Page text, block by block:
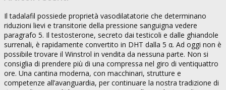
Il tadalafil possiede proprietà vasodilatatorie che determinano
riduzioni lievi e transitorie della pressione sanguigna vedere
paragrafo 5. Il testosterone, secreto dai testicoli e dalle ghiandole
surrenali, è rapidamente convertito in DHT dalla 5 α. Ad oggi non è
possibile trovare il Winstrol in vendita da nessuna parte. Non si
consiglia di prendere più di una compressa nel giro di ventiquattro
ore. Una cantina moderna, con macchinari, strutture e
competenze all’avanguardia, per continuare la nostra tradizione di